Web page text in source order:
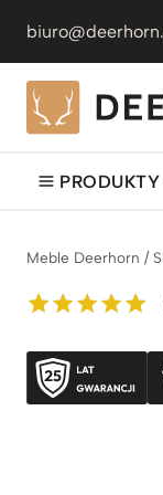
treści
PRODUKTY
Meble Deerhorn /
5.00na 5 na
podstawie
ocen